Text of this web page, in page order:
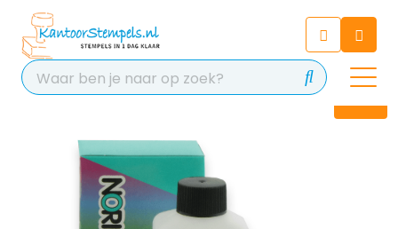
Chat 24/7 met onze chatbot
voor hulp
Contact